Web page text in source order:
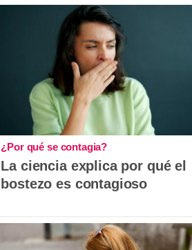
¿Por qué se contagia?
La ciencia explica por qué el
bostezo es contagioso